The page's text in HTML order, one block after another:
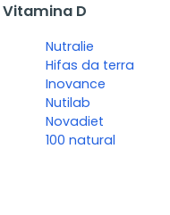
D
Nutralie
Hifas da terra
Inovance
Nutilab
Novadiet
100 natural